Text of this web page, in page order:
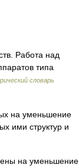
Работа над
типа
словарь
на уменьшение
ими структур и
на уменьшение